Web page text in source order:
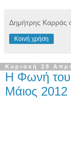
Δημήτρης Καρράς
Κοινή χρήση
Κυριακή 29
Η Φωνή του
Μάιος 2012